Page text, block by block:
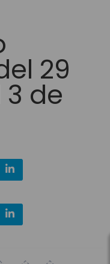
29
de